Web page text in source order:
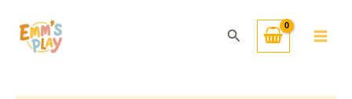
obsah
Hledat